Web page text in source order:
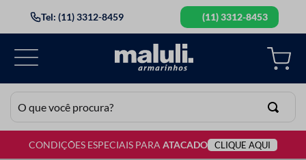
Tel: (11) 3312-8459 (11) 3312-8453
O que você procura?
CONDIÇÕES ESPECIAIS PARAATACADO CLIQUE AQUI
TERMOS MAIS BUSCADOS